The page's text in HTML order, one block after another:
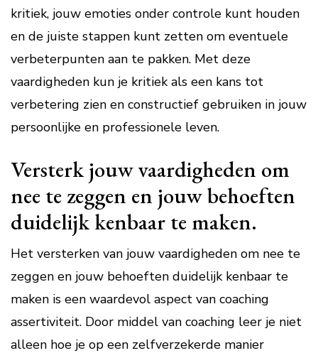
kritiek, jouw emoties onder controle kunt houden
en de juiste stappen kunt zetten om eventuele
verbeterpunten aan te pakken. Met deze
vaardigheden kun je kritiek als een kans tot
verbetering zien en constructief gebruiken in jouw
persoonlijke en professionele leven.
Versterk jouw vaardigheden om
nee te zeggen en jouw behoeften
duidelijk kenbaar te maken.
Het versterken van jouw vaardigheden om nee te
zeggen en jouw behoeften duidelijk kenbaar te
maken is een waardevol aspect van coaching
assertiviteit. Door middel van coaching leer je niet
alleen hoe je op een zelfverzekerde manier